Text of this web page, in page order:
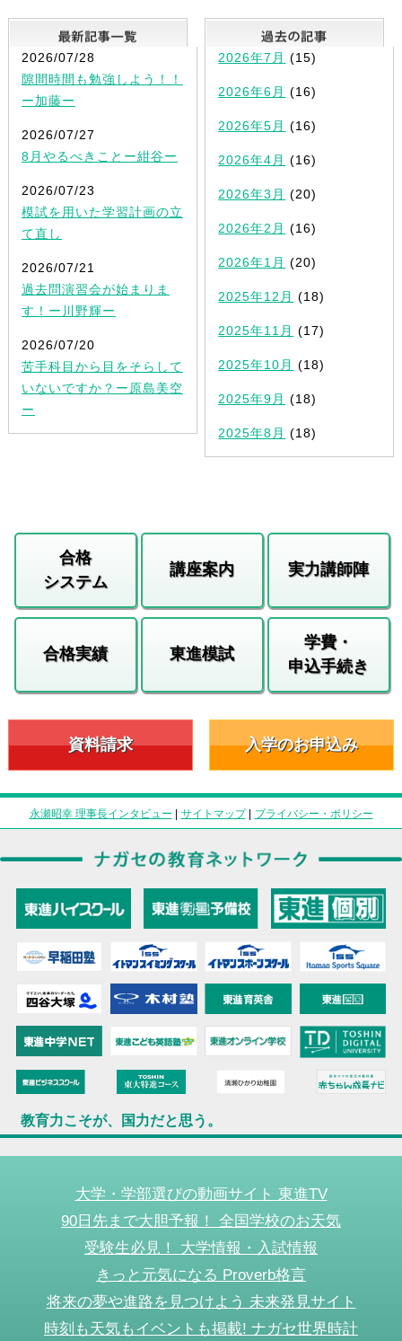
最新記事一覧
2026/07/28
隙間時間も勉強しよう！！
ー加藤ー
2026/07/27
8月やるべきことー紺谷ー
2026/07/23
模試を用いた学習計画の立
て直し
2026/07/21
過去問演習会が始まりま
す！ー川野輝ー
2026/07/20
苦手科目から目をそらして
いないですか？ー原島美空
ー
2026年7月 (15)
2026年6月 (16)
2026年5月 (16)
2026年4月 (16)
2026年3月 (20)
2026年2月 (16)
2026年1月 (20)
2025年12月 (18)
2025年11月 (17)
2025年10月 (18)
2025年9月 (18)
2025年8月 (18)
合格
システム
講座案内 実力講師陣
合格実績 東進模試
学費・
申込手続き
資料請求 入学のお申込み
永瀬昭幸 理事長インタビュー | サイトマップ| プライバシー・ポリシー
教育力こそが、国力だと思う。
大学・学部選びの動画サイト 東進TV
90日先まで大胆予報！ 全国学校のお天気
受験生必見！ 大学情報・入試情報
きっと元気になる Proverb格言
将来の夢や進路を見つけよう 未来発見サイト
時刻も天気もイベントも掲載! ナガセ世界時計